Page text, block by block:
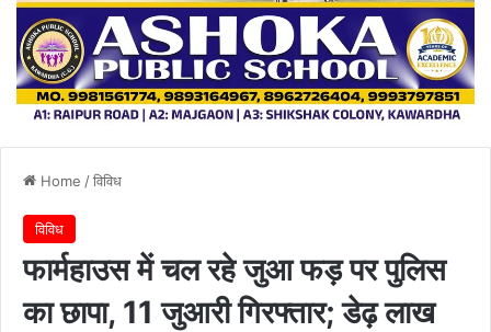
Home /विविध
विविध
फार्महाउस में चल रहे जुआ फड़ पर पुलिस
का छापा, 11 जुआरी गिरफ्तार; डेढ़ लाख